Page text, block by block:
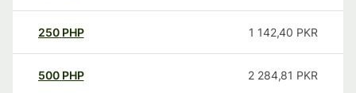
250 PHP 1 142,40 PKR
500 PHP 2 284,81 PKR